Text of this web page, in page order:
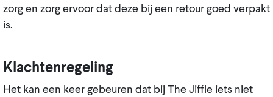
zorg en zorg ervoor dat deze bij een retour goed verpakt
is.
Klachtenregeling
Het kan een keer gebeuren dat bij The Jiffle iets niet